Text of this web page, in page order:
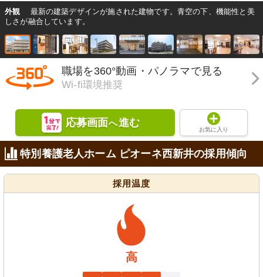
外観
最新の建築デザインが施された建物です。青空の下、機能性と美
しさが融合しています。
職場を360°動画・パノラマで見る
Wi-fi環境推奨
応募画面へ進む
お気に入り
特別養護老人ホーム ピオーネ西新井の採用傾向
採用温度
高